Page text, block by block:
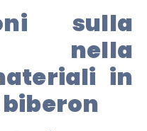
sulla
nella
in